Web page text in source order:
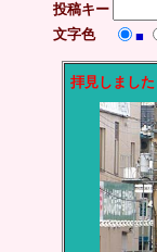
投稿キー
文字色
■
拝見しました